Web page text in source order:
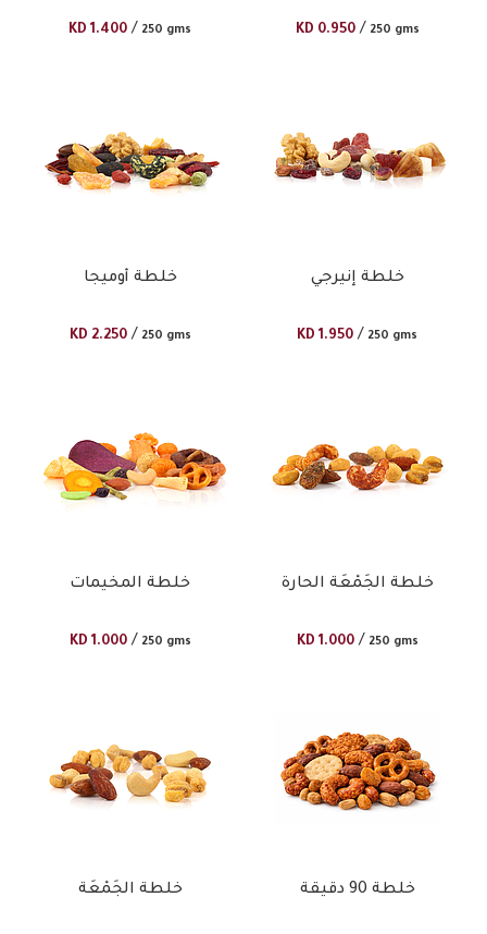
KD 1.400 / 250 gms KD 0.950 / 250 gms
خلطة أوميجا
KD 2.250 / 250 gms
خلطة إنيرجي
KD 1.950 / 250 gms
خلطة المخيمات
KD 1.000 / 250 gms
خلطة الجَمْعَة الحارة
KD 1.000 / 250 gms
خلطة الجَمْعَة خلطة 90 دقيقة